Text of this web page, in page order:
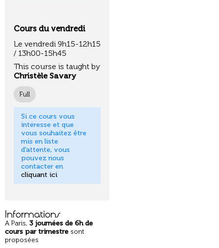
Cours du vendredi
Le vendredi 9h15-12h15
/ 13h00-15h45
This course is taught by
Christèle Savary
Full
Si ce cours vous
intéresse et que
vous souhaitez être
mis en liste
d'attente, vous
pouvez nous
contacter en
cliquant ici
Informations
A Paris, 3 journées de 6h de
cours par trimestre sont
proposées